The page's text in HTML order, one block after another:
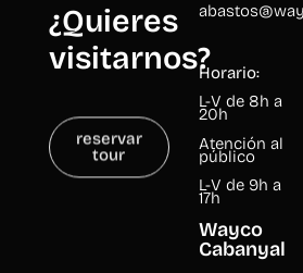
¿Quieres
visitarnos?
reservar
tour
Horario:
L-V de 8h a
20h
Atención al
público
L-V de 9h a
17h
Wayco
Cabanyal